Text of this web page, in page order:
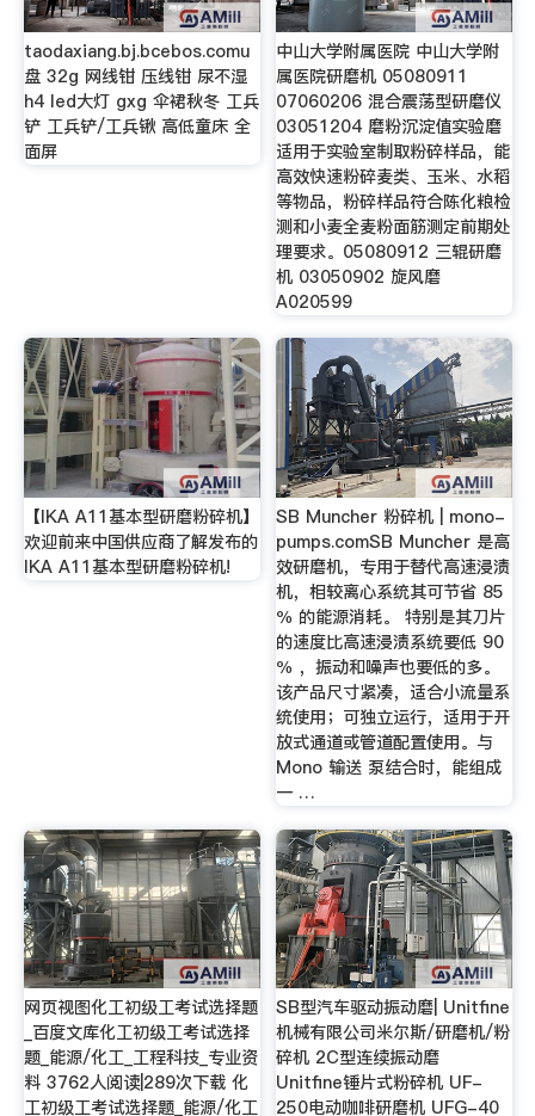
taodaxiang.bj.bcebos.comu
盘 32g 网线钳 压线钳 尿不湿
h4 led大灯 gxg 伞裙秋冬 工兵
铲 工兵铲/工兵锹 高低童床 全
面屏
中山大学附属医院 中山大学附
属医院研磨机 05080911
07060206 混合震荡型研磨仪
03051204 磨粉沉淀值实验磨
适用于实验室制取粉碎样品，能
高效快速粉碎麦类、玉米、水稻
等物品，粉碎样品符合陈化粮检
测和小麦全麦粉面筋测定前期处
理要求。05080912 三辊研磨
机 03050902 旋风磨
A020599
【IKA A11基本型研磨粉碎机】
欢迎前来中国供应商了解发布的
IKA A11基本型研磨粉碎机!
SB Muncher 粉碎机 | mono-
pumps.comSB Muncher 是高
效研磨机，专用于替代高速浸渍
机，相较离心系统其可节省 85
％ 的能源消耗。 特别是其刀片
的速度比高速浸渍系统要低 90
％ ，振动和噪声也要低的多。
该产品尺寸紧凑，适合小流量系
统使用；可独立运行，适用于开
放式通道或管道配置使用。与
Mono 输送 泵结合时，能组成
一 …
网页视图化工初级工考试选择题
_百度文库化工初级工考试选择
题_能源/化工_工程科技_专业资
料 3762人阅读|289次下载 化
工初级工考试选择题_能源/化工
SB型汽车驱动振动磨| Unitfine
机械有限公司米尔斯/研磨机/粉
碎机 2C型连续振动磨
Unitfine锤片式粉碎机 UF-
250电动咖啡研磨机 UFG-40